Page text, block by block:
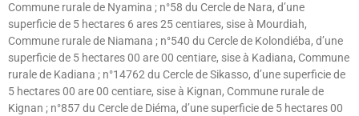
Commune rurale de Nyamina ; n°58 du Cercle de Nara, d’une
superficie de 5 hectares 6 ares 25 centiares, sise à Mourdiah,
Commune rurale de Niamana ; n°540 du Cercle de Kolondiéba, d’une
superficie de 5 hectares 00 are 00 centiare, sise à Kadiana, Commune
rurale de Kadiana ; n°14762 du Cercle de Sikasso, d’une superficie de
5 hectares 00 are 00 centiare, sise à Kignan, Commune rurale de
Kignan ; n°857 du Cercle de Diéma, d’une superficie de 5 hectares 00